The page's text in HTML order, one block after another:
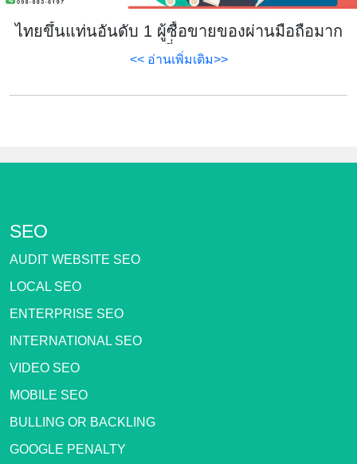
ไทยขึ้นแท่นอันดับ 1 ผู้ซื้อขายของผ่านมือถือมาก
ที่สุด
<< อ่านเพิ่มเติม>>
SEO
AUDIT WEBSITE SEO
LOCAL SEO
ENTERPRISE SEO
INTERNATIONAL SEO
VIDEO SEO
MOBILE SEO
BULLING OR BACKLING
GOOGLE PENALTY